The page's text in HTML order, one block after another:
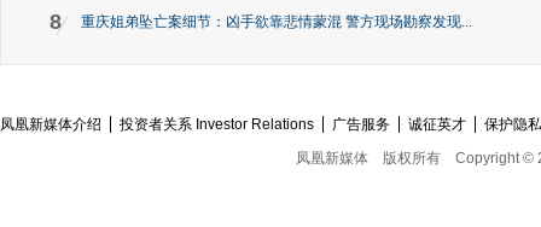
8 重庆姐弟坠亡案细节：凶手欲靠悲情蒙混 警方现场勘察发现...
凤凰新媒体介绍 投资者关系 Investor Relations 广告服务 诚征英才
保护隐
凤凰新媒体
版权所有 Copyright ©